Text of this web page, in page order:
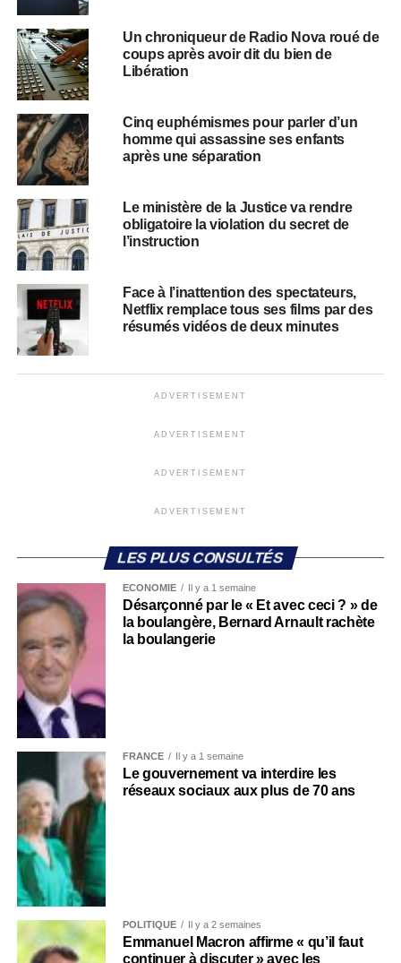
Un chroniqueur de Radio Nova roué de
coups après avoir dit du bien de
Libération
Cinq euphémismes pour parler d’un
homme qui assassine ses enfants
après une séparation
Le ministère de la Justice va rendre
obligatoire la violation du secret de
l’instruction
Face à l’inattention des spectateurs,
Netflix remplace tous ses films par des
résumés vidéos de deux minutes
ADVERTISEMENT
ADVERTISEMENT
ADVERTISEMENT
ADVERTISEMENT
LES PLUS CONSULTÉS
ECONOMIE Il y a 1 semaine
Désarçonné par le « Et avec ceci ? » de
la boulangère, Bernard Arnault rachète
la boulangerie
FRANCE Il y a 1 semaine
Le gouvernement va interdire les
réseaux sociaux aux plus de 70 ans
POLITIQUE Il y a 2 semaines
Emmanuel Macron affirme « qu’il faut
continuer à discuter » avec les